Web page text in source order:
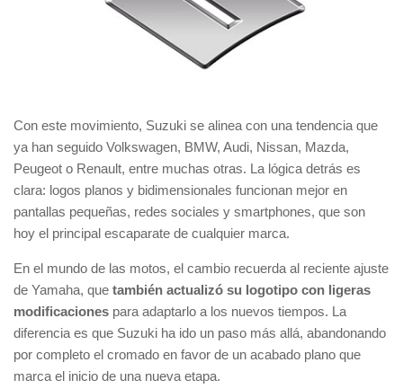
Con este movimiento, Suzuki se alinea con una tendencia que
ya han seguido Volkswagen, BMW, Audi, Nissan, Mazda,
Peugeot o Renault, entre muchas otras. La lógica detrás es
clara: logos planos y bidimensionales funcionan mejor en
pantallas pequeñas, redes sociales y smartphones, que son
hoy el principal escaparate de cualquier marca.
En el mundo de las motos, el cambio recuerda al reciente ajuste
de Yamaha, que también actualizó su logotipo con ligeras
modificaciones para adaptarlo a los nuevos tiempos. La
diferencia es que Suzuki ha ido un paso más allá, abandonando
por completo el cromado en favor de un acabado plano que
marca el inicio de una nueva etapa.